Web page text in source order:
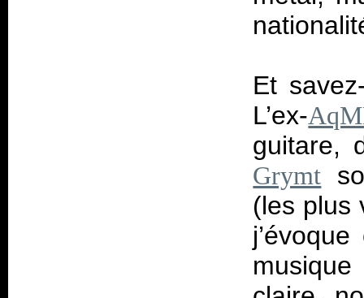
Et
L’ex-
guitare,
Grymt
(les plus